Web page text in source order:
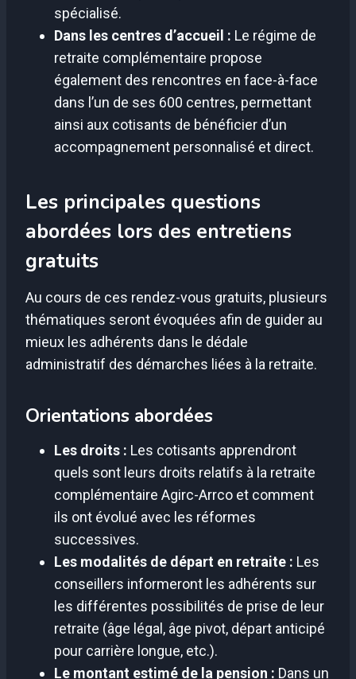
spécialisé.
Dans les centres d’accueil : Le régime de
retraite complémentaire propose
également des rencontres en face-à-face
dans l’un de ses 600 centres, permettant
ainsi aux cotisants de bénéficier d’un
accompagnement personnalisé et direct.
Les principales questions
abordées lors des entretiens
gratuits
Au cours de ces rendez-vous gratuits, plusieurs
thématiques seront évoquées afin de guider au
mieux les adhérents dans le dédale
administratif des démarches liées à la retraite.
Orientations abordées
Les droits : Les cotisants apprendront
quels sont leurs droits relatifs à la retraite
complémentaire Agirc-Arrco et comment
ils ont évolué avec les réformes
successives.
Les modalités de départ en retraite : Les
conseillers informeront les adhérents sur
les différentes possibilités de prise de leur
retraite (âge légal, âge pivot, départ anticipé
pour carrière longue, etc.).
Le montant estimé de la pension : Dans un